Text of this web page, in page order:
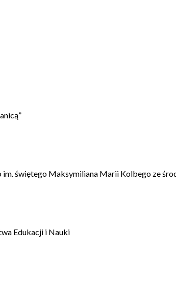
świętego Maksymiliana Marii Kolbego ze
Edukacji i Nauki